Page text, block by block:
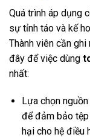
Quá trình áp dụng
sự tỉnh táo và kế
Thành viên cần
đây để việc dùng
nhất:
Lựa chọn
để đảm bảo tệp
hại cho hệ điều